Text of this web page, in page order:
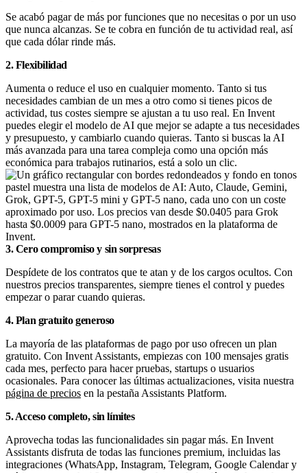
Se acabó pagar de más por funciones que no necesitas o por un uso
que nunca alcanzas. Se te cobra en función de tu actividad real, así
que cada dólar rinde más.
2. Flexibilidad
Aumenta o reduce el uso en cualquier momento. Tanto si tus
necesidades cambian de un mes a otro como si tienes picos de
actividad, tus costes siempre se ajustan a tu uso real. En Invent
puedes elegir el modelo de AI que mejor se adapte a tus necesidades
y presupuesto, y cambiarlo cuando quieras. Tanto si buscas la AI
más avanzada para una tarea compleja como una opción más
económica para trabajos rutinarios, está a solo un clic.
3. Cero compromiso y sin sorpresas
Despídete de los contratos que te atan y de los cargos ocultos. Con
nuestros precios transparentes, siempre tienes el control y puedes
empezar o parar cuando quieras.
4. Plan gratuito generoso
La mayoría de las plataformas de pago por uso ofrecen un plan
gratuito. Con Invent Assistants, empiezas con 100 mensajes gratis
cada mes, perfecto para hacer pruebas, startups o usuarios
ocasionales. Para conocer las últimas actualizaciones, visita nuestra
página de precios en la pestaña Assistants Platform.
5. Acceso completo, sin límites
Aprovecha todas las funcionalidades sin pagar más. En Invent
Assistants disfruta de todas las funciones premium, incluidas las
integraciones (WhatsApp, Instagram, Telegram, Google Calendar y